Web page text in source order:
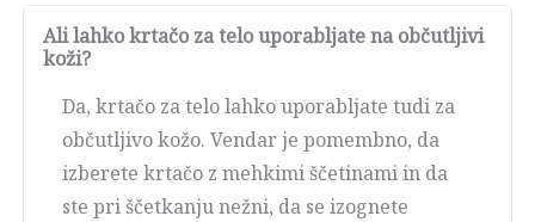
Ali lahko krtačo za telo uporabljate na občutljivi
koži?
Da, krtačo za telo lahko uporabljate tudi za
občutljivo kožo. Vendar je pomembno, da
izberete krtačo z mehkimi ščetinami in da
ste pri ščetkanju nežni, da se izognete